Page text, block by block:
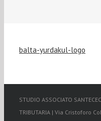
balta-yurdakul-logo
STUDIO ASSOCIATO
TRIBUTARIA | Via Cristoforo